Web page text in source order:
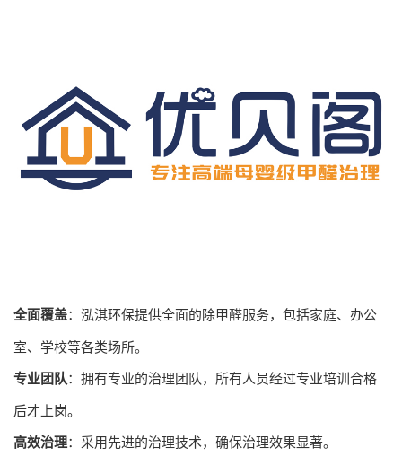
全面覆盖：泓淇环保提供全面的除甲醛服务，包括家庭、办公
室、学校等各类场所。
专业团队：拥有专业的治理团队，所有人员经过专业培训合格
后才上岗。
高效治理：采用先进的治理技术，确保治理效果显著。